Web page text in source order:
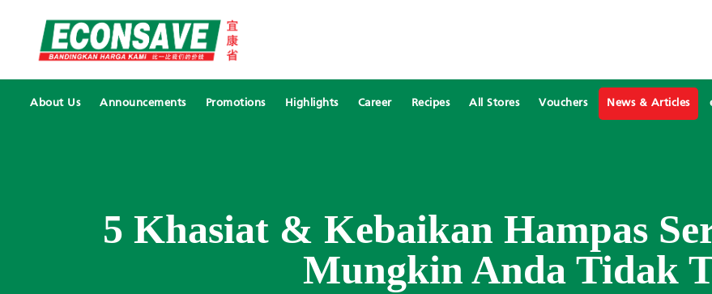
About Us Announcements Promotions Highlights Career Recipes All Stores Vouchers News & Articles
5 Khasiat & Kebaikan Hampas
Mungkin Anda Tidak